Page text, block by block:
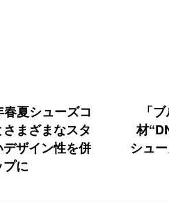
夏シューズコ
まざまなスタ
ザイン性を併
に
「
材
シュ